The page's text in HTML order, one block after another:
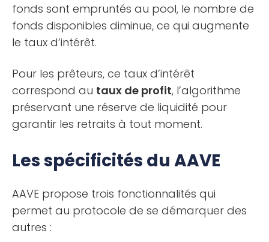
fonds sont empruntés au pool, le nombre de
fonds disponibles diminue, ce qui augmente
le taux d’intérêt.
Pour les prêteurs, ce taux d’intérêt
correspond au taux de profit, l’algorithme
préservant une réserve de liquidité pour
garantir les retraits à tout moment.
Les spécificités du AAVE
AAVE propose trois fonctionnalités qui
permet au protocole de se démarquer des
autres :